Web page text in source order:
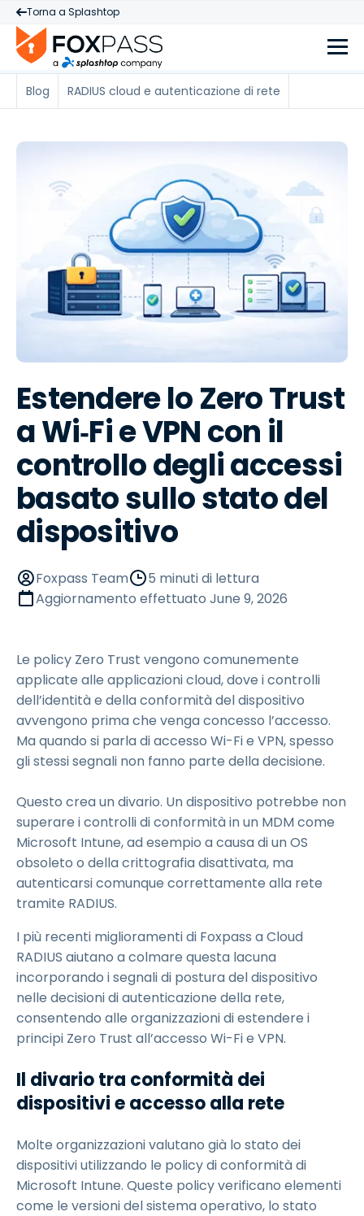
Torna a Splashtop
Blog RADIUS cloud e autenticazione di rete
Estendere lo Zero Trust
a Wi‑Fi e VPN con il
controllo degli accessi
basato sullo stato del
dispositivo
Foxpass Team
5 minuti di lettura
Aggiornamento effettuato June 9, 2026
Le policy Zero Trust vengono comunemente
applicate alle applicazioni cloud, dove i controlli
dell’identità e della conformità del dispositivo
avvengono prima che venga concesso l’accesso.
Ma quando si parla di accesso Wi-Fi e VPN, spesso
gli stessi segnali non fanno parte della decisione.
Questo crea un divario. Un dispositivo potrebbe non
superare i controlli di conformità in un MDM come
Microsoft Intune, ad esempio a causa di un OS
obsoleto o della crittografia disattivata, ma
autenticarsi comunque correttamente alla rete
tramite RADIUS.
I più recenti miglioramenti di Foxpass a Cloud
RADIUS aiutano a colmare questa lacuna
incorporando i segnali di postura del dispositivo
nelle decisioni di autenticazione della rete,
consentendo alle organizzazioni di estendere i
principi Zero Trust all’accesso Wi-Fi e VPN.
Il divario tra conformità dei
dispositivi e accesso alla rete
Molte organizzazioni valutano già lo stato dei
dispositivi utilizzando le policy di conformità di
Microsoft Intune. Queste policy verificano elementi
come le versioni del sistema operativo, lo stato